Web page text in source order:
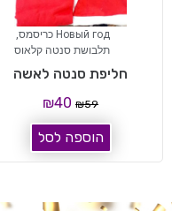
Новый год כריסמס
,
תלבושת סנטה קלאוס
חליפת סנטה לאשה
₪59
₪40
הוספה לסל